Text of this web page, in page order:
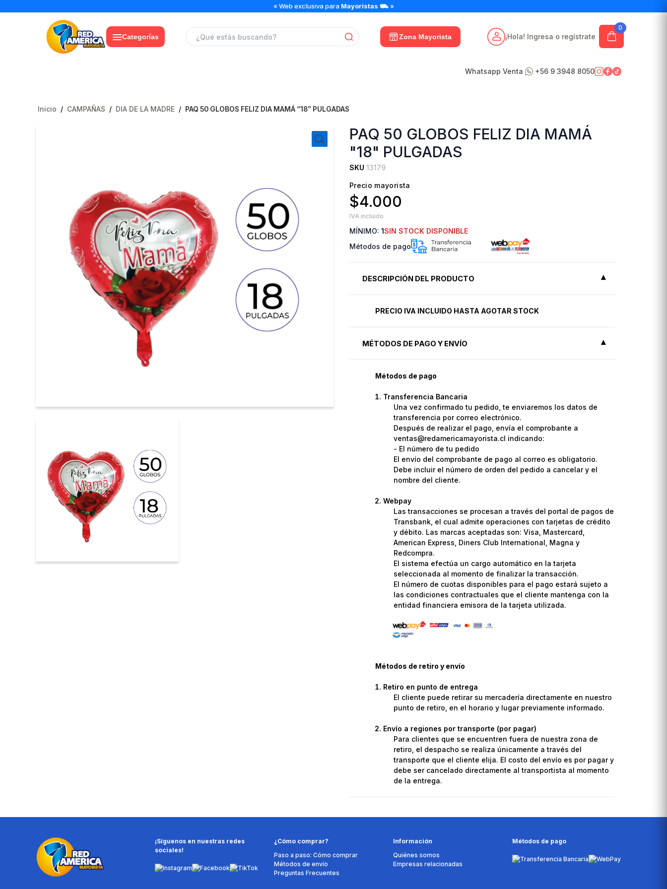
« Web exclusiva para Mayoristas ⛟ »
Categorías Zona Mayorista
0
¡Hola! Ingresa o regístrate
Whatsapp Venta +56 9 3948 8050
Inicio / CAMPAÑAS / DIA DE LA MADRE / PAQ 50 GLOBOS FELIZ DIA MAMÁ “18” PULGADAS
PAQ 50 GLOBOS FELIZ DIA MAMÁ
"18" PULGADAS
SKU 13179
Precio mayorista
$4.000
IVA incluido
MÍNIMO: 1SIN STOCK DISPONIBLE
Métodos de pago
DESCRIPCIÓN DEL PRODUCTO
PRECIO IVA INCLUIDO HASTA AGOTAR STOCK
MÉTODOS DE PAGO Y ENVÍO
Métodos de pago
Transferencia Bancaria
Una vez confirmado tu pedido, te enviaremos los datos de
transferencia por correo electrónico.
Después de realizar el pago, envía el comprobante a
ventas@redamericamayorista.cl indicando:
- El número de tu pedido
El envío del comprobante de pago al correo es obligatorio.
Debe incluir el número de orden del pedido a cancelar y el
nombre del cliente.
Webpay
Las transacciones se procesan a través del portal de pagos de
Transbank, el cual admite operaciones con tarjetas de crédito
y débito. Las marcas aceptadas son: Visa, Mastercard,
American Express, Diners Club International, Magna y
Redcompra.
El sistema efectúa un cargo automático en la tarjeta
seleccionada al momento de finalizar la transacción.
El número de cuotas disponibles para el pago estará sujeto a
las condiciones contractuales que el cliente mantenga con la
entidad financiera emisora de la tarjeta utilizada.
Métodos de retiro y envío
Retiro en punto de entrega
El cliente puede retirar su mercadería directamente en nuestro
punto de retiro, en el horario y lugar previamente informado.
Envío a regiones por transporte (por pagar)
Para clientes que se encuentren fuera de nuestra zona de
retiro, el despacho se realiza únicamente a través del
transporte que el cliente elija. El costo del envío es por pagar y
debe ser cancelado directamente al transportista al momento
de la entrega.
¡Síguenos en nuestras redes
sociales!
¿Cómo comprar?
Paso a paso: Cómo comprar
Métodos de envío
Preguntas Frecuentes
Información
Quiénes somos
Empresas relacionadas
Métodos de pago